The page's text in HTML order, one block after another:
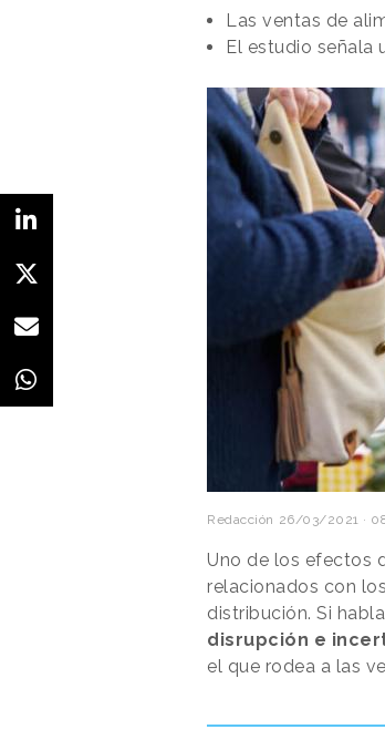
Las ventas de
El estudio señala
Redacción 26/03/2021 ·
Uno de los efectos
relacionados con
distribución. Si
disrupción e
el que rodea a las